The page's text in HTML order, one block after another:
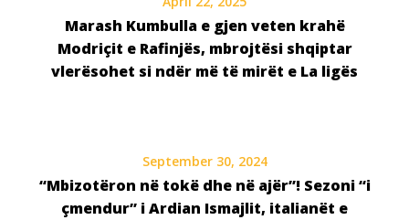
Marash Kumbulla e gjen veten krahë
Modriçit e Rafinjës, mbrojtësi shqiptar
vlerësohet si ndër më të mirët e La ligës
September 30, 2024
“Mbizotëron në tokë dhe në ajër”! Sezoni “i
çmendur” i Ardian Ismajlit, italianët e